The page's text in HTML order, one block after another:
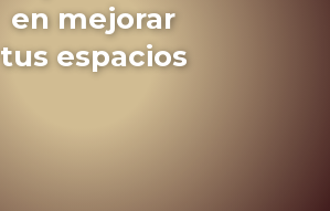
en mejorar
tus espacios